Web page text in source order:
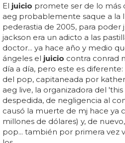
El juicio promete ser de lo más
aeg probablemente saque a la
pederastia de 2005, para poder
jackson era un adicto a las
doctor... ya hace año y medio
ángeles el juicio contra conrad
día a día, pero este es
del pop, capitaneada por
aeg live, la organizadora del
despedida, de negligencia al
causó la muerte de mj hace ya
millones de dólares) y, de
pop... también por primera vez